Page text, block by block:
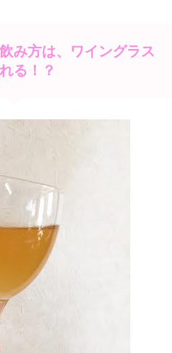
み方は、ワイングラス
る！？